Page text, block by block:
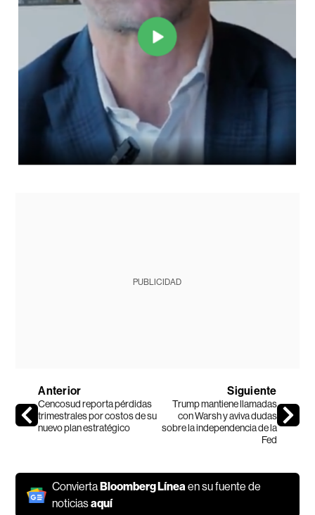
PUBLICIDAD
Anterior
Cencosud reporta pérdidas
trimestrales por costos de su
nuevo plan estratégico
Siguiente
Trump mantiene llamadas
con Warsh y aviva dudas
sobre la independencia de la
Fed
ConviertaBloomberg Líneaen su fuente de
noticiasaquí